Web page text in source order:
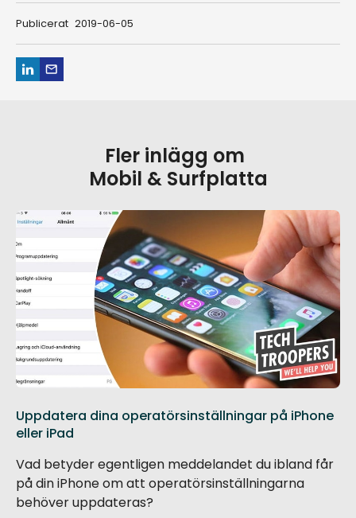
Publicerat 2019-06-05
Fler inlägg om
Mobil & Surfplatta
Uppdatera dina operatörsinställningar på iPhone
eller iPad
Vad betyder egentligen meddelandet du ibland får
på din iPhone om att operatörsinställningarna
behöver uppdateras?